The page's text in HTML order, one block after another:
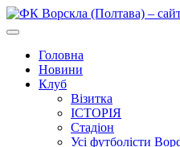
Головна
Новини
Клуб
Візитка
ІСТОРІЯ
Стадіон
Усі футболісти